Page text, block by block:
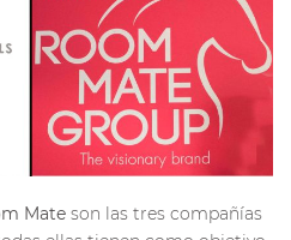
Mate son las tres compañías